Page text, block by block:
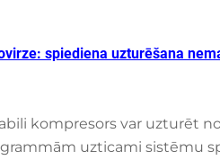
spiediena uzturēšana
kompresors var uzturēt
uzticami sistēmu